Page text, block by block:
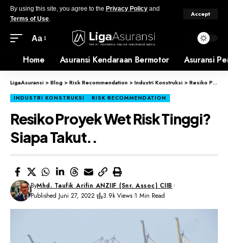
By using this site, you agree to the Privacy Policy and
Terms of Use.
Accept
Aa
Home Asuransi Kendaraan Bermotor Asuransi
LigaAsuransi >Blog >Risk Recommendation >Industri Konstruksi >Resiko Proyek Wet Risk Tinggi? Siapa Takut..
INDUSTRI KONSTRUKSI RISK RECOMMENDATION
Resiko Proyek Wet Risk Tinggi?
Siapa Takut..
ByMhd. Taufik Arifin ANZIIF (Snr. Assoc) CIIB
Published Juni 27, 2022
3.9k Views 1 Min Read